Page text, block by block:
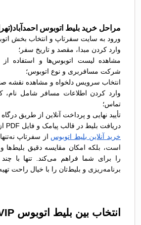
مراحل خرید بلیط اتوبوس
ورود به سایت سفرتاپ و انتخاب بخش
وارد کردن مبدا، مقصد و تاریخ سفر؛
مشاهده لیست اتوبوس‌ها و استفاده از
شرکت مسافربری و نوع اتوبوس؛
انتخاب سرویس دلخواه و مشاهده نقشه
وارد کردن اطلاعات مسافر شامل
تماس؛
تأیید نهایی و پرداخت آنلاین از طریق درگاه
دریافت بلیط در قالب پیامک و فایل PDF از طریق ایمیل.
خرید آنلاین بلیط اتوبوس از سفرتاپ
است، بلکه امکان مقایسه دقیق بلیط‌ها و
را برای شما فراهم می‌کند. تنها با
برنامه‌ریزی و بلیط‌تان را با خیال راحت تهیه
انتخاب بین بلیط اتوبوس VIP و معمولی